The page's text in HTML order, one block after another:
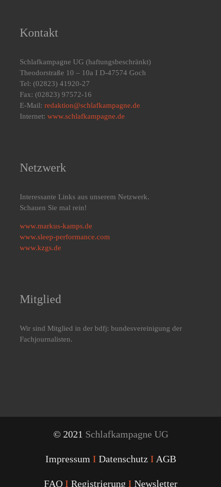
Kontakt
Schlafkampagne UG (haftungsbeschränkt)
Theodorstraße 10 – 10a I D-47574 Goch
Tel: (02823) 41920-27
Fax: (02823) 97572-16
E-Mail: redaktion@schlafkampagne.de
Internet: www.schlafkampagne.de
Netzwerk
Interessante Links aus unserem Netzwerk.
Schauen Sie mal rein!
www.markus-kamps.de
www.sleep-performance.com
www.kzgs.de
Mitglied
Wir sind Mitglied in der bdfj: bundesvereinigung der
Fachjournalisten.
© 2021 Schlafkampagne UG
Impressum I Datenschutz I AGB
FAQ I Registrierung I Newsletter